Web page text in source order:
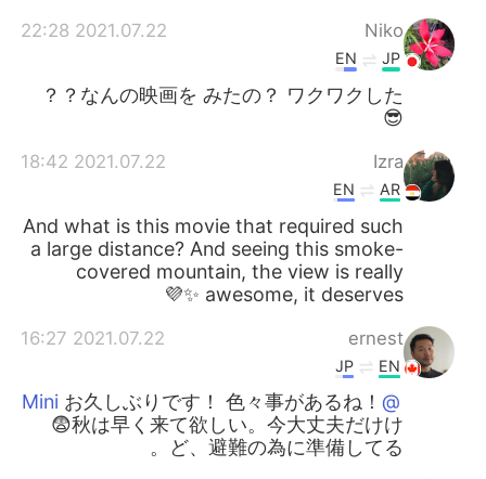
Niko
2021.07.22 22:28
JP
EN
なんの映画を みたの？ ワクワクした？？
😎
Izra
2021.07.22 18:42
AR
EN
And what is this movie that required such
a large distance? And seeing this smoke-
covered mountain, the view is really
awesome, it deserves ✨💜
ernest
2021.07.22 16:27
EN
JP
@Mini
お久しぶりです！ 色々事があるね！
😨秋は早く来て欲しい。今大丈夫だけけ
ど、避難の為に準備してる。